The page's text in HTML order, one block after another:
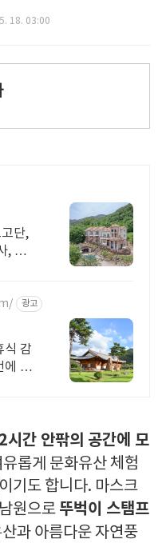
18. 03:00
단,
, 애
광고
식 감
에 예
2시간 안팎의 공간에 모
롭게 문화유산 체험
기도 합니다. 마스크
원으로 뚜벅이 스탬프
과 아름다운 자연풍